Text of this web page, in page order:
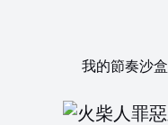
我的節奏沙盒